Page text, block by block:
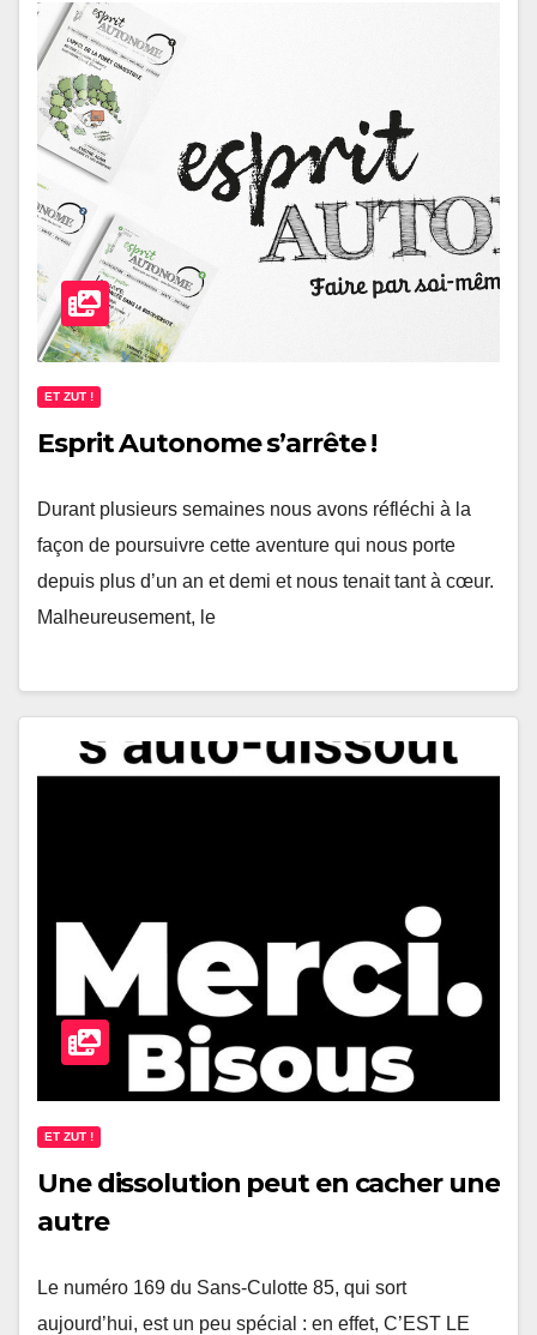
ET ZUT !
Esprit Autonome s’arrête !
Durant plusieurs semaines nous avons réfléchi à la
façon de poursuivre cette aventure qui nous porte
depuis plus d’un an et demi et nous tenait tant à cœur.
Malheureusement, le
ET ZUT !
Une dissolution peut en cacher une
autre
Le numéro 169 du Sans-Culotte 85, qui sort
aujourd’hui, est un peu spécial : en effet, C’EST LE